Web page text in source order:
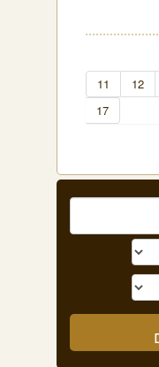
11 12
17